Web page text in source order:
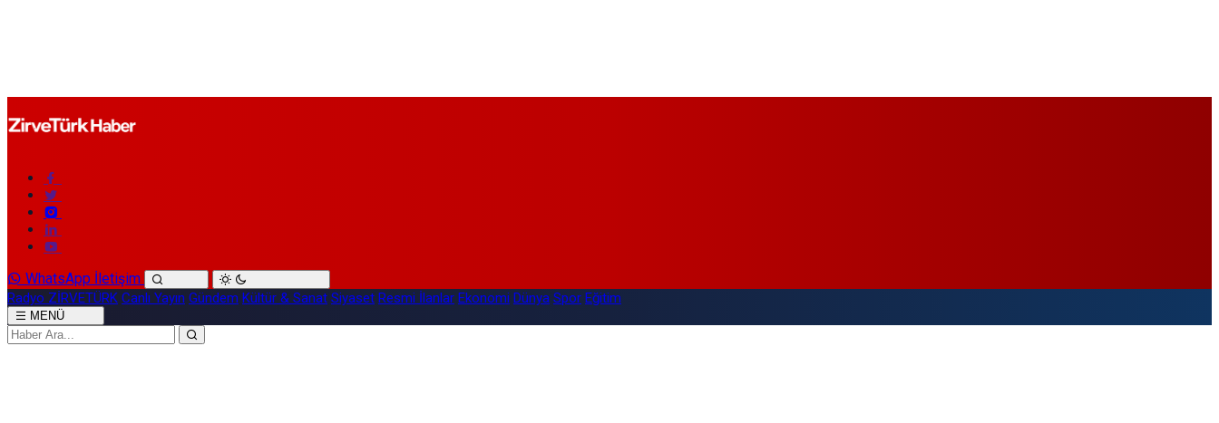
WhatsApp İletişim
Radyo ZİRVETÜRK Canlı Yayın Gündem Kültür & Sanat Siyaset Resmi İlanlar Ekonomi Dünya Spor Eğitim
MENÜ